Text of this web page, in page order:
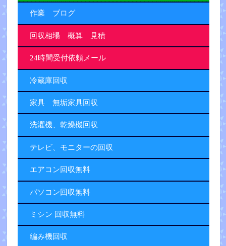
作業 ブログ
回収相場 概算 見積
24時間受付依頼メール
冷蔵庫回収
家具 無垢家具回収
洗濯機、乾燥機回収
テレビ、モニターの回収
エアコン回収無料
パソコン回収無料
ミシン 回収無料
編み機回収